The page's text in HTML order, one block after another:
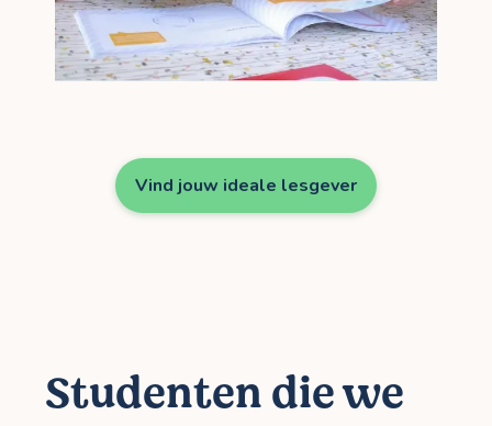
Vind jouw ideale lesgever
Studenten die we